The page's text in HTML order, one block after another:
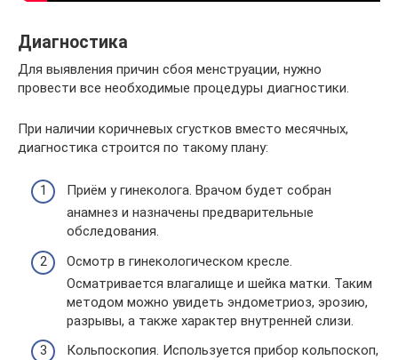
Диагностика
Для выявления причин сбоя менструации, нужно
провести все необходимые процедуры диагностики.
При наличии коричневых сгустков вместо месячных,
диагностика строится по такому плану:
Приём у гинеколога. Врачом будет собран
анамнез и назначены предварительные
обследования.
Осмотр в гинекологическом кресле.
Осматривается влагалище и шейка матки. Таким
методом можно увидеть эндометриоз, эрозию,
разрывы, а также характер внутренней слизи.
Кольпоскопия. Используется прибор кольпоскоп,